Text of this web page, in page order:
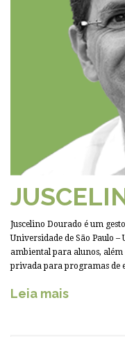
Juscelino Dourado é um
Universidade de São Paulo –
ambiental para alunos, além
privada para programas de
Leia mais